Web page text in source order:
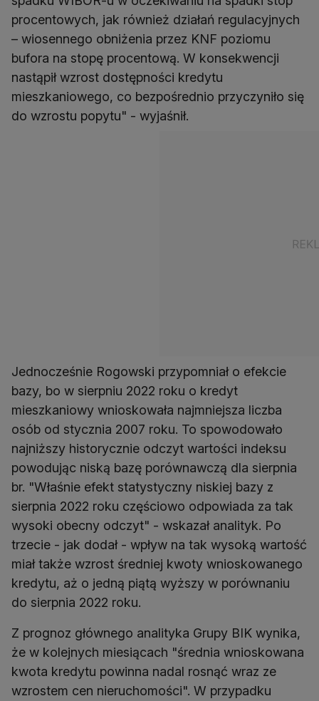
procentowych, jak również działań regulacyjnych
– wiosennego obniżenia przez KNF poziomu
bufora na stopę procentową. W konsekwencji
nastąpił wzrost dostępności kredytu
mieszkaniowego, co bezpośrednio przyczyniło się
Jednocześnie Rogowski przypomniał o efekcie
bazy, bo w sierpniu 2022 roku o kredyt
mieszkaniowy wnioskowała najmniejsza liczba
osób od stycznia 2007 roku. To spowodowało
najniższy historycznie odczyt wartości indeksu
powodując niską bazę porównawczą dla sierpnia
br. "Właśnie efekt statystyczny niskiej bazy z
sierpnia 2022 roku częściowo odpowiada za tak
wysoki obecny odczyt" - wskazał analityk. Po
trzecie - jak dodał - wpływ na tak wysoką wartość
miał także wzrost średniej kwoty wnioskowanego
kredytu, aż o jedną piątą wyższy w porównaniu
Z prognoz głównego analityka Grupy BIK wynika,
że w kolejnych miesiącach "średnia wnioskowana
kwota kredytu powinna nadal rosnąć wraz ze
wzrostem cen nieruchomości". W przypadku